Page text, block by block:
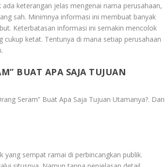
keterangan jelas mengenai nama perusahaan,
sah. Minimnya informasi ini membuat banyak
Keterbatasan informasi ini semakin mencolok
cukup ketat. Tentunya di mana setiap perusahaan
BUAT APA SAJA TUJUAN
Seram” Buat Apa Saja Tujuan Utamanya?. Dan
yang sempat ramai di perbincangkan publik.